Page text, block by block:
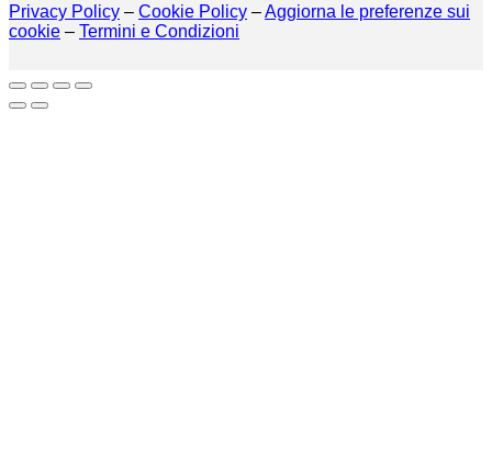
Privacy Policy – Cookie Policy –Aggiorna le preferenze sui
cookie – Termini e Condizioni